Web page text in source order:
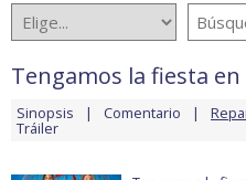
Tengamos la fiesta en
Sinopsis Comentario
Tráiler